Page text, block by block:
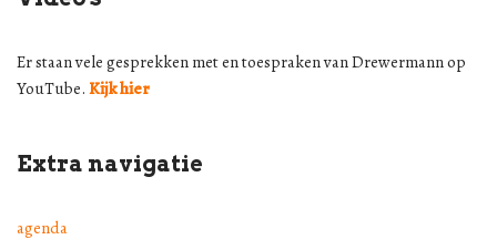
Er staan vele gesprekken met en toespraken van Drewermann op
YouTube. Kijk hier
Extra navigatie
agenda